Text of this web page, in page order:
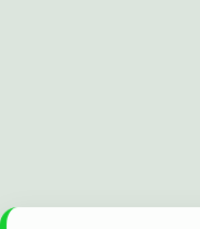
betexper yeni girişilbet